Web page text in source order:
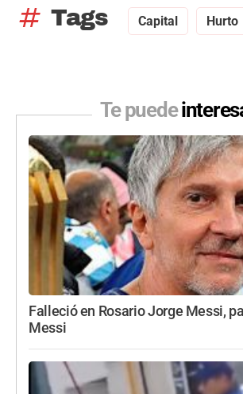
tag Tags Capital Hurto
Te puede
Falleció en Rosario Jorge Messi,
Messi